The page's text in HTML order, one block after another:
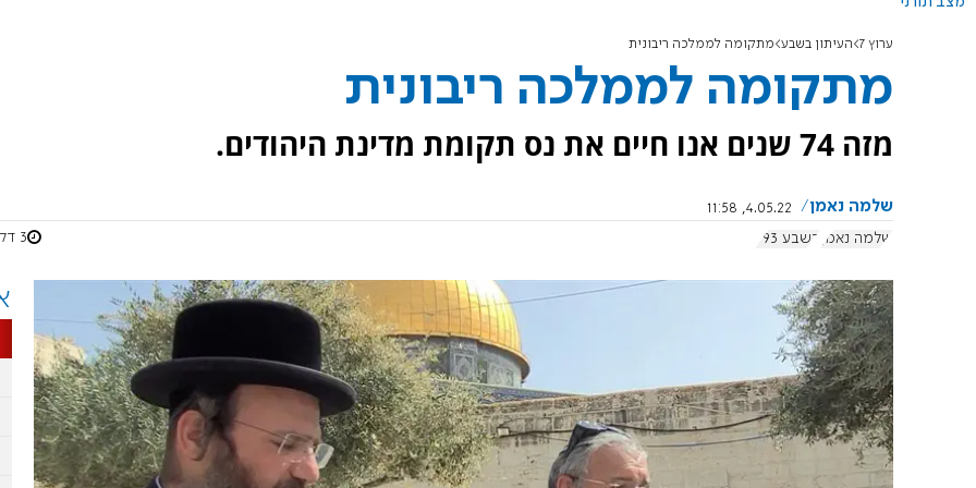
ערוץ 7 העיתון בשבע מתקומה לממלכה ריבונית
מתקומה לממלכה ריבונית
מזה 74 שנים אנו חיים את נס תקומת מדינת היהודים.
שלמה נאמן
4.05.22, 11:58
שלמה נאמן בשבע 993 3 דקות